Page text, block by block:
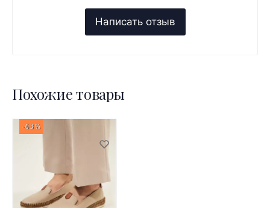
Похожие товары
-63%